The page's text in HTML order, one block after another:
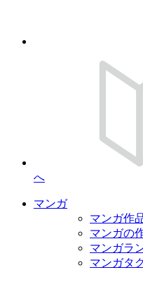
へ
マンガ
マンガ作
マンガの
マンガラ
マンガタ